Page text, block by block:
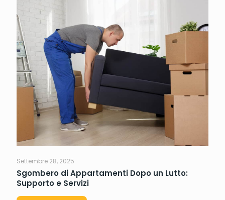
Settembre 28, 2025
Sgombero di Appartamenti Dopo un Lutto:
Supporto e Servizi